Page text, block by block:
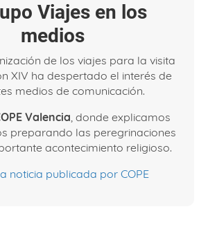
Viajes en los
medios
de los viajes para la visita
XIV ha despertado el interés de
medios de comunicación.
Valencia, donde explicamos
preparando las peregrinaciones
acontecimiento religioso.
noticia publicada por COPE